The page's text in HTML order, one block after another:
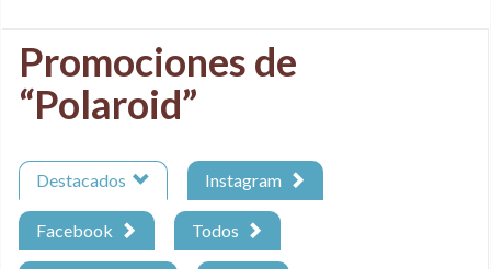
Promociones de
“Polaroid”
Destacados Instagram
Facebook Todos